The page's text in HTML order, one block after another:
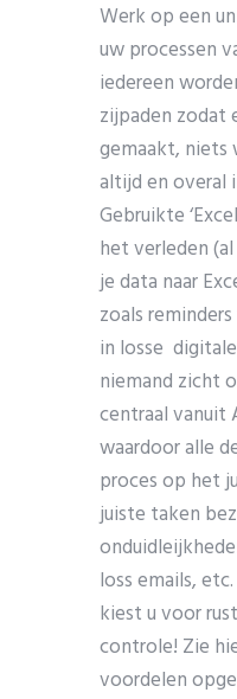
Werk op een
uw processen
iedereen
zijpaden zodat
gemaakt, niets
altijd en overal
Gebruikte
het verleden
je data naar
zoals
in losse digitale
niemand zicht
centraal vanuit
waardoor alle
proces op het
juiste taken
loss emails,
kiest u voor
controle! Zie
voordelen